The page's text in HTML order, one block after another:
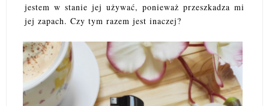
jestem w stanie jej używać, ponieważ przeszkadza mi
jej zapach. Czy tym razem jest inaczej?